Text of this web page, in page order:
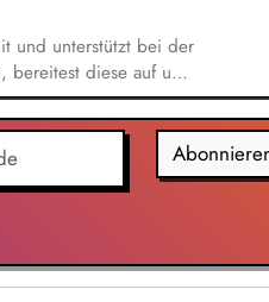
und unterstützt bei der
bereitest diese auf und
aussagekräftige
einer modernen
mit.